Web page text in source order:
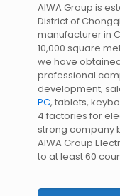
AIWA Group is
District of
manufacturer in
10,000 square
we have obtained
professional
development,
PC, tablets,
4 factories for
strong company
AIWA Group
to at least 60